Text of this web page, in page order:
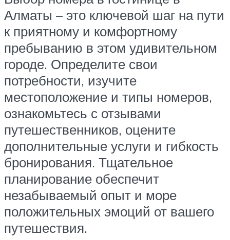
Алматы – это ключевой шаг на пути
к приятному и комфортному
пребыванию в этом удивительном
городе. Определите свои
потребности, изучите
местоположение и типы номеров,
ознакомьтесь с отзывами
путешественников, оцените
дополнительные услуги и гибкость
бронирования. Тщательное
планирование обеспечит
незабываемый опыт и море
положительных эмоций от вашего
путешествия.